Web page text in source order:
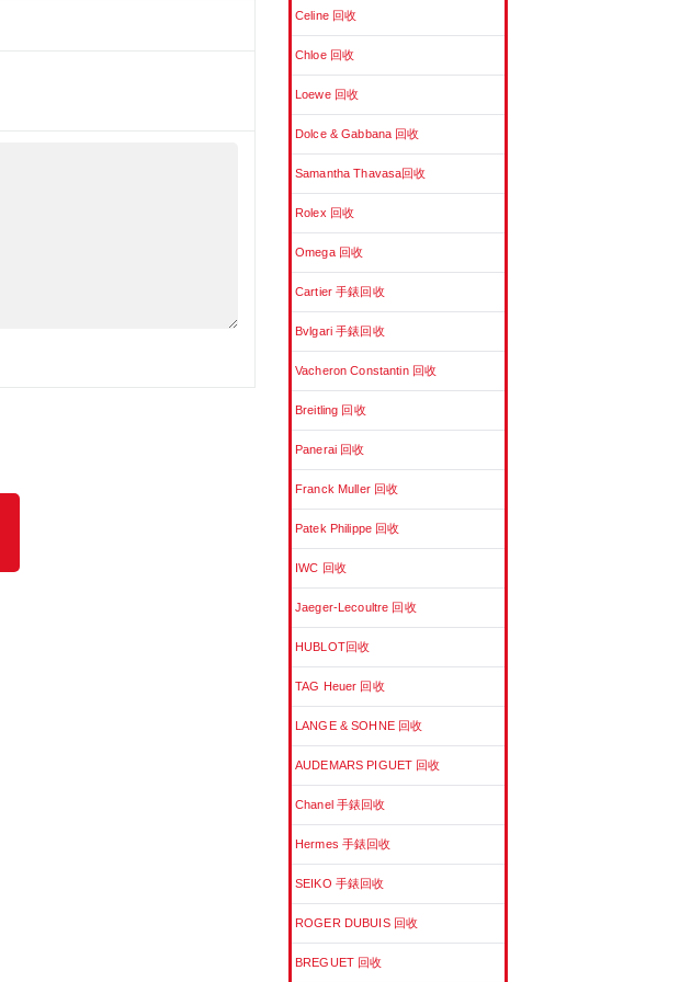
Celine 回收
Chloe 回收
Loewe 回收
Dolce & Gabbana 回收
Samantha Thavasa回收
Rolex 回收
Omega 回收
Cartier 手錶回收
Bvlgari 手錶回收
Vacheron Constantin 回收
Breitling 回收
Panerai 回收
Franck Muller 回收
Patek Philippe 回收
IWC 回收
Jaeger-Lecoultre 回收
HUBLOT回收
TAG Heuer 回收
LANGE & SOHNE 回收
AUDEMARS PIGUET 回收
Chanel 手錶回收
Hermes 手錶回收
SEIKO 手錶回收
ROGER DUBUIS 回收
BREGUET 回收